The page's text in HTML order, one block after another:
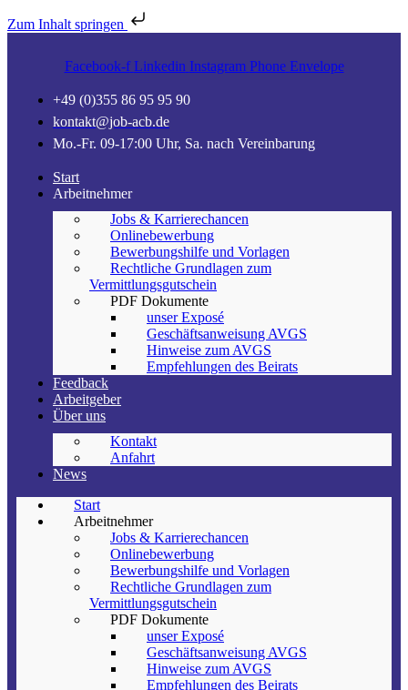
Zum Inhalt springen
Facebook-f Linkedin Instagram Phone Envelope
+49 (0)355 86 95 95 90
kontakt@job-acb.de
Mo.-Fr. 09-17:00 Uhr, Sa. nach Vereinbarung
Start
Arbeitnehmer
Jobs & Karrierechancen
Onlinebewerbung
Bewerbungshilfe und Vorlagen
Rechtliche Grundlagen zum
Vermittlungsgutschein
PDF Dokumente
unser Exposé
Geschäftsanweisung AVGS
Hinweise zum AVGS
Empfehlungen des Beirats
Feedback
Arbeitgeber
Über uns
Kontakt
Anfahrt
News
Start
Arbeitnehmer
Jobs & Karrierechancen
Onlinebewerbung
Bewerbungshilfe und Vorlagen
Rechtliche Grundlagen zum
Vermittlungsgutschein
PDF Dokumente
unser Exposé
Geschäftsanweisung AVGS
Hinweise zum AVGS
Empfehlungen des Beirats